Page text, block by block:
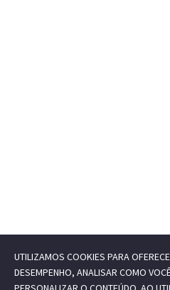
UTILIZAMOS COOKIES PARA
DESEMPENHO, ANALISAR COMO